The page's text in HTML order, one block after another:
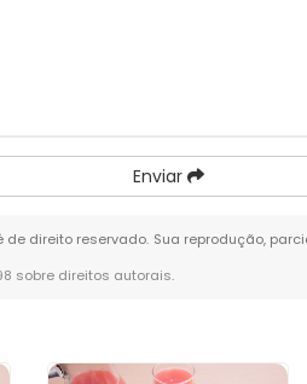
Enviar
de direito reservado. Sua reprodução,
sobre direitos autorais.